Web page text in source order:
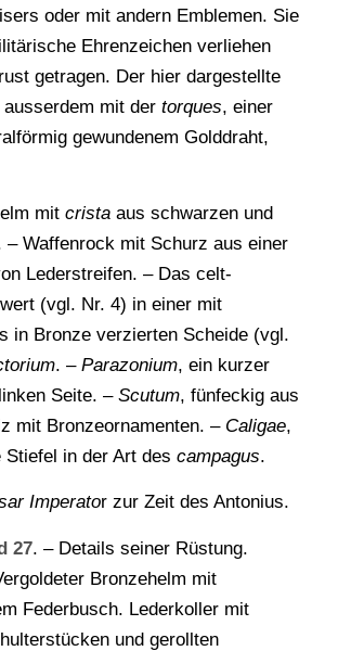
oder mit andern Emblemen. Sie
Ehrenzeichen verliehen
getragen. Der hier dargestellte
ausserdem mit dertorques, einer
gewundenem Golddraht,
mit cristaaus schwarzen und
– Waffenrock mit Schurz aus einer
Lederstreifen. – Das celt-
(vgl. Nr. 4) in einer mit
in Bronze verzierten Scheide (vgl.
. – Parazonium, ein kurzer
Seite. – Scutum, fünfeckig aus
mit Bronzeornamenten. – Caligae,
Stiefel in der Art des campagus.
Imperator zur Zeit des Antonius.
27. – Details seiner Rüstung.
Bronzehelm mit
Federbusch. Lederkoller mit
und gerollten